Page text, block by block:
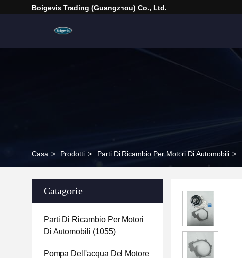
Boigevis Trading (guangzhou) Co., Ltd.
Casa > Prodotti > Parti Di Ricambio Per Motori Di Automobili >
Catagorie
Parti Di Ricambio Per Motori
Di Automobili (1055)
Pompa Dell'acqua Del Motore